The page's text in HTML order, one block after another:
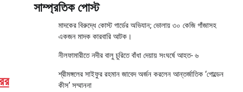
সাম্প্রতিক পোস্ট
মাদকের বিরুদ্ধে কোস্ট গার্ডের অভিযান; ভোলায় ৩০ কেজি গাঁজাসহ
একজন মাদক কারবারি আটক।
নীলফামারীতে নদীর বালু চুরিতে বাঁধা দেয়ায় সংঘর্ষে আহত- ৬
শ্রীমঙ্গলের সাইফুর রহমান জাবেদ অর্জন করলেন আন্তর্জাতিক ‘গোল্ডেন
কীস’ সম্মাননা